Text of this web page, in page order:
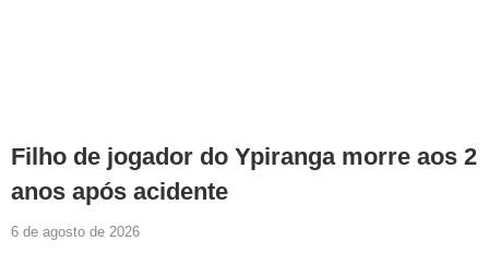
Filho de jogador do Ypiranga morre aos 2
anos após acidente
6 de agosto de 2026